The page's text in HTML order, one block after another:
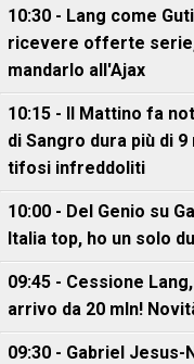
10:30 - Lang come
ricevere offerte
mandarlo all'Ajax
10:15 - Il Mattino fa
di Sangro dura più di
tifosi infreddoliti
10:00 - Del Genio su
Italia top, ho un solo
09:45 - Cessione
arrivo da 20 mln!
09:30 - Gabriel